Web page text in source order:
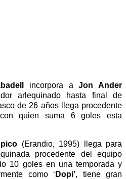
incorpora aJon Ander
arlequinado hasta final de
de 26 años llega procedente
quien suma 6 goles esta
(Erandio, 1995) llega para
procedente del equipo
10 goles en una temporada y
como ‘ Dopi’, tiene gran